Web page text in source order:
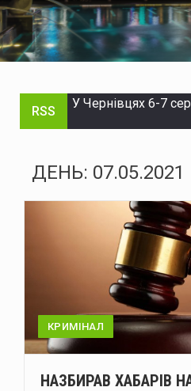
RSS
ДЕНЬ: 07.05.2021
КРИМІНАЛ
НАЗБИРАВ ХАБАРІВ